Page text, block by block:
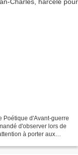
Poétique d'Avant-guerre
d'observer lors de
à porter aux